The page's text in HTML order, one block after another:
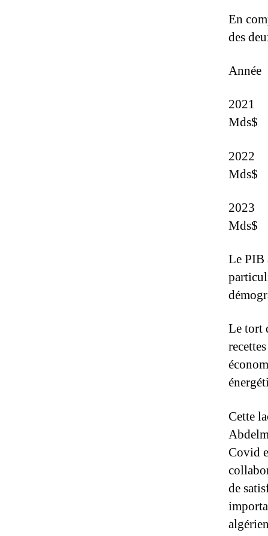
En
des
2021
Mds$
2022
Mds$
Mds$
Le PIB
Le tort
Cette
Covid
de